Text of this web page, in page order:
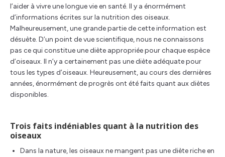
l’aider à vivre une longue vie en santé. Il y a énormément
d’informations écrites sur la nutrition des oiseaux.
Malheureusement, une grande partie de cette information est
désuète. D’un point de vue scientifique, nous ne connaissons
pas ce qui constitue une diète appropriée pour chaque espèce
d’oiseaux. Il n’y a certainement pas une diète adéquate pour
tous les types d’oiseaux. Heureusement, au cours des dernières
années, énormément de progrès ont été faits quant aux diètes
disponibles.
Trois faits indéniables quant à la nutrition des
oiseaux
Dans la nature, les oiseaux ne mangent pas une diète riche en